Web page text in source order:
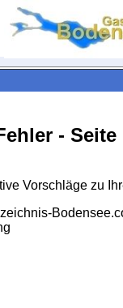
-
Vorschläge zu